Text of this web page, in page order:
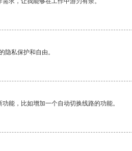
隐私保护和自由。
能，比如增加一个自动切换线路的功能。